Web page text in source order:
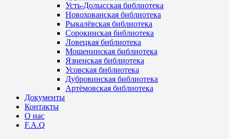
Усть-Долысская библиотека
Новохованская библиотека
Рыкалёвская библиотека
Сорокинская библиотека
Ловецкая библиотека
Мошенинская библиотека
Язненская библиотека
Усовская библиотека
Дубровинская библиотека
Артёмовская библиотека
Документы
Контакты
О нас
F.A.Q